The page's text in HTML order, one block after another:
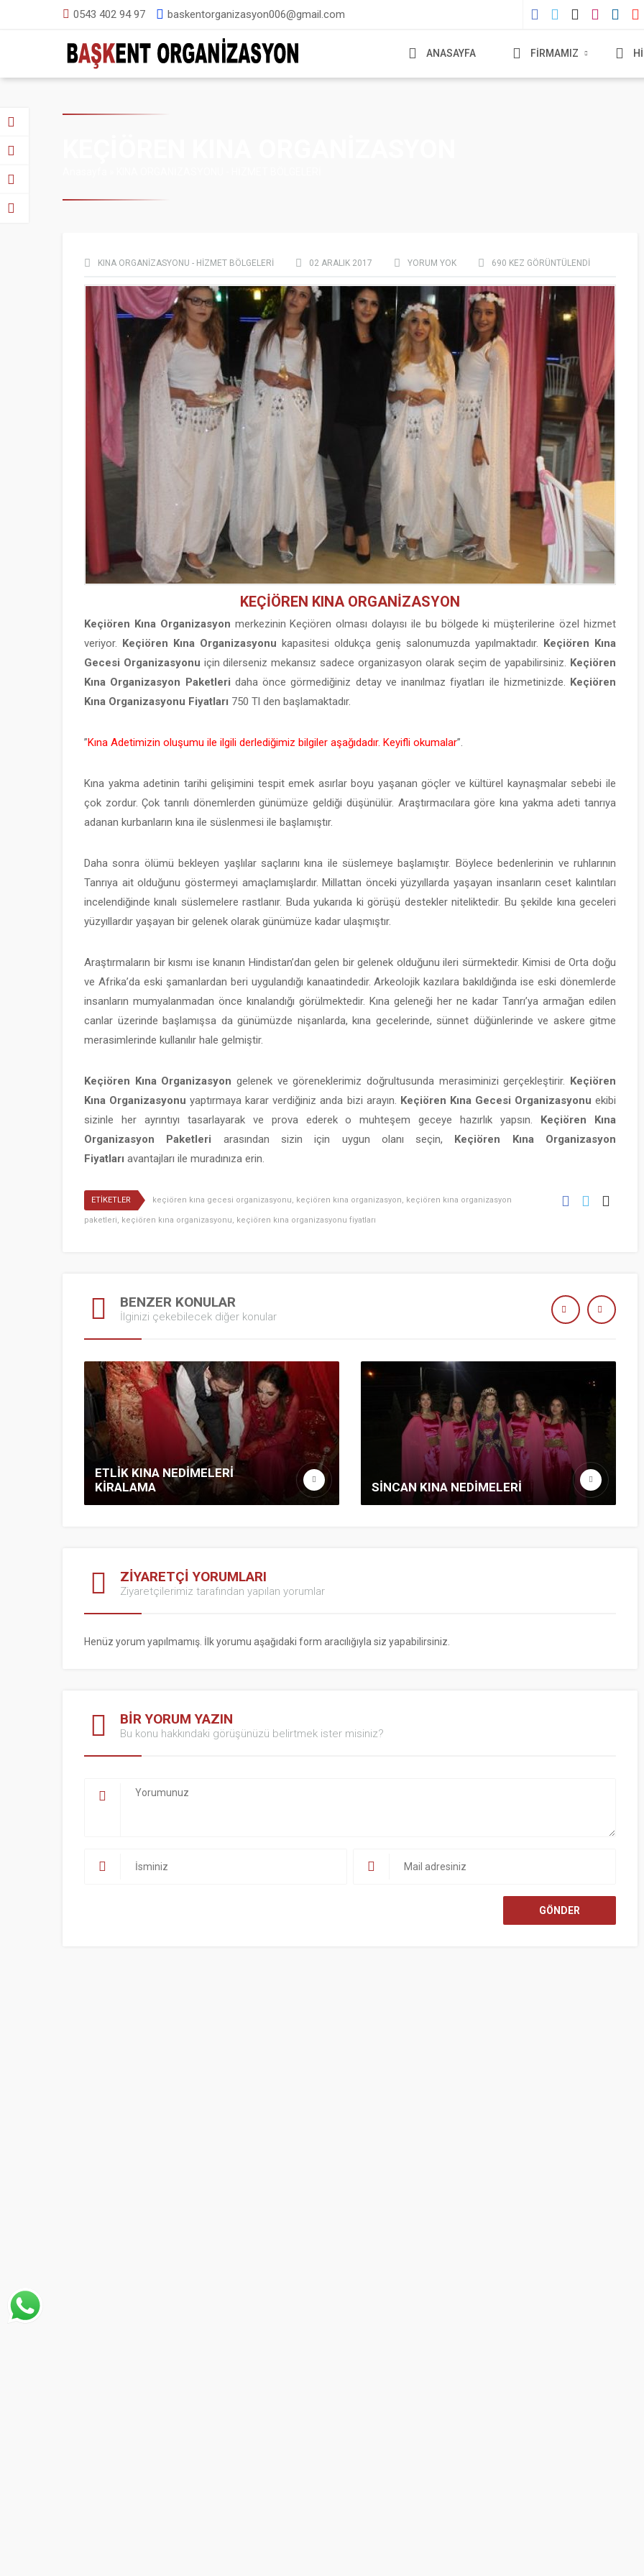
0543 402 94 97 baskentorganizasyon006@gmail.com
ANASAYFA FİRMAMIZ
KINA ORGANİZASYONU - HİZMET BÖLGELERİ 02 ARALIK 2017 YORUM YOK 690 KEZ GÖRÜNTÜLENDI
KEÇİÖREN KINA ORGANİZASYON
Keçiören Kına Organizasyon merkezinin Keçiören olması dolayısı ile bu bölgede ki müşterilerine özel hizmet
veriyor. Keçiören Kına Organizasyonu kapasitesi oldukça geniş salonumuzda yapılmaktadır. Keçiören Kına
Gecesi Organizasyonu için dilerseniz mekansız sadece organizasyon olarak seçim de yapabilirsiniz. Keçiören
Kına Organizasyon Paketleri daha önce görmediğiniz detay ve inanılmaz fiyatları ile hizmetinizde. Keçiören
Kına Organizasyonu Fiyatları 750 Tl den başlamaktadır.
”Kına Adetimizin oluşumu ile ilgili derlediğimiz bilgiler aşağıdadır. Keyifli okumalar”.
Kına yakma adetinin tarihi gelişimini tespit emek asırlar boyu yaşanan göçler ve kültürel kaynaşmalar sebebi ile
çok zordur. Çok tanrılı dönemlerden günümüze geldiği düşünülür. Araştırmacılara göre kına yakma adeti tanrıya
adanan kurbanların kına ile süslenmesi ile başlamıştır.
Daha sonra ölümü bekleyen yaşlılar saçlarını kına ile süslemeye başlamıştır. Böylece bedenlerinin ve ruhlarının
Tanrıya ait olduğunu göstermeyi amaçlamışlardır. Millattan önceki yüzyıllarda yaşayan insanların ceset kalıntıları
incelendiğinde kınalı süslemelere rastlanır. Buda yukarıda ki görüşü destekler niteliktedir. Bu şekilde kına geceleri
yüzyıllardır yaşayan bir gelenek olarak günümüze kadar ulaşmıştır.
Araştırmaların bir kısmı ise kınanın Hindistan’dan gelen bir gelenek olduğunu ileri sürmektedir. Kimisi de Orta doğu
ve Afrika’da eski şamanlardan beri uygulandığı kanaatindedir. Arkeolojik kazılara bakıldığında ise eski dönemlerde
insanların mumyalanmadan önce kınalandığı görülmektedir. Kına geleneği her ne kadar Tanrı’ya armağan edilen
canlar üzerinde başlamışsa da günümüzde nişanlarda, kına gecelerinde, sünnet düğünlerinde ve askere gitme
merasimlerinde kullanılır hale gelmiştir.
Keçiören Kına Organizasyon gelenek ve göreneklerimiz doğrultusunda merasiminizi gerçekleştirir. Keçiören
Kına Organizasyonuyaptırmaya karar verdiğiniz anda bizi arayın. Keçiören Kına Gecesi Organizasyonuekibi
sizinle her ayrıntıyı tasarlayarak ve prova ederek o muhteşem geceye hazırlık yapsın. Keçiören Kına
Organizasyon Paketleri arasından sizin için uygun olanı seçin, Keçiören Kına Organizasyon
Fiyatları avantajları ile muradınıza erin.
ETİKETLER keçiören kına gecesi organizasyonu, keçiören kına organizasyon, keçiören kına organizasyon
paketleri, keçiören kına organizasyonu, keçiören kına organizasyonu fiyatları
BENZER KONULAR
İlginizi çekebilecek diğer konular
ETLİK KINA NEDİMELERİ
KİRALAMA
SİNCAN KINA NEDİMELERİ
ZİYARETÇİ YORUMLARI
Ziyaretçilerimiz tarafından yapılan yorumlar
Henüz yorum yapılmamış. İlk yorumu aşağıdaki form aracılığıyla siz yapabilirsiniz.
BİR YORUM YAZIN
Bu konu hakkındaki görüşünüzü belirtmek ister misiniz?